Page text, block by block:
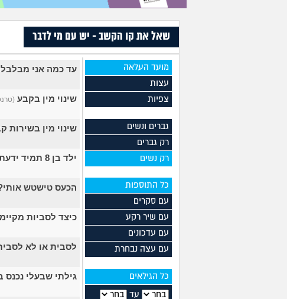
שאל את קו הקשב - יש עם מי לדבר
מועד העלאה
עצות
צפיות
גברים ונשים
רק גברים
רק נשים
כל התוספות
עם סקרים
עם שיר רקע
עם עדכונים
עם עצה נבחרת
כל הגילאים
עד
עד כמה אני
שינוי מין בקבע
שינוי מין בשירות
ילד בן 8 תמיד ידעתי שיהיה גיי
הכעס טישטש
כיצד לסביות
לסבית או לא
גילתי שבעלי נכנס